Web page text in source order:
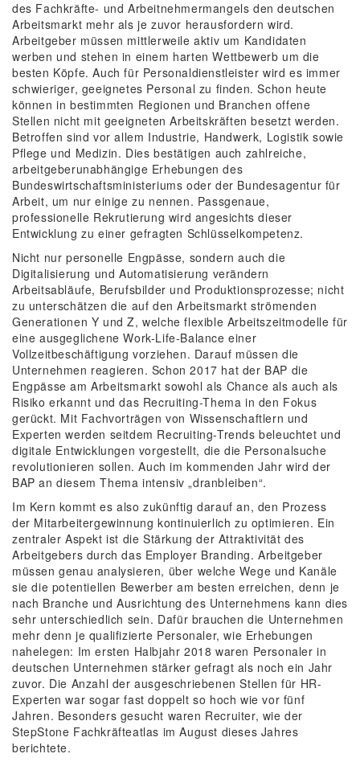
des Fachkräfte- und Arbeitnehmermangels den deutschen
Arbeitsmarkt mehr als je zuvor herausfordern wird.
Arbeitgeber müssen mittlerweile aktiv um Kandidaten
werben und stehen in einem harten Wettbewerb um die
besten Köpfe. Auch für Personaldienstleister wird es immer
schwieriger, geeignetes Personal zu finden. Schon heute
können in bestimmten Regionen und Branchen offene
Stellen nicht mit geeigneten Arbeitskräften besetzt werden.
Betroffen sind vor allem Industrie, Handwerk, Logistik sowie
Pflege und Medizin. Dies bestätigen auch zahlreiche,
arbeitgeberunabhängige Erhebungen des
Bundeswirtschaftsministeriums oder der Bundesagentur für
Arbeit, um nur einige zu nennen. Passgenaue,
professionelle Rekrutierung wird angesichts dieser
Entwicklung zu einer gefragten Schlüsselkompetenz.
Nicht nur personelle Engpässe, sondern auch die
Digitalisierung und Automatisierung verändern
Arbeitsabläufe, Berufsbilder und Produktionsprozesse; nicht
zu unterschätzen die auf den Arbeitsmarkt strömenden
Generationen Y und Z, welche flexible Arbeitszeitmodelle für
eine ausgeglichene Work-Life-Balance einer
Vollzeitbeschäftigung vorziehen. Darauf müssen die
Unternehmen reagieren. Schon 2017 hat der BAP die
Engpässe am Arbeitsmarkt sowohl als Chance als auch als
Risiko erkannt und das Recruiting-Thema in den Fokus
gerückt. Mit Fachvorträgen von Wissenschaftlern und
Experten werden seitdem Recruiting-Trends beleuchtet und
digitale Entwicklungen vorgestellt, die die Personalsuche
revolutionieren sollen. Auch im kommenden Jahr wird der
BAP an diesem Thema intensiv „dranbleiben“.
Im Kern kommt es also zukünftig darauf an, den Prozess
der Mitarbeitergewinnung kontinuierlich zu optimieren. Ein
zentraler Aspekt ist die Stärkung der Attraktivität des
Arbeitgebers durch das Employer Branding. Arbeitgeber
müssen genau analysieren, über welche Wege und Kanäle
sie die potentiellen Bewerber am besten erreichen, denn je
nach Branche und Ausrichtung des Unternehmens kann dies
sehr unterschiedlich sein. Dafür brauchen die Unternehmen
mehr denn je qualifizierte Personaler, wie Erhebungen
nahelegen: Im ersten Halbjahr 2018 waren Personaler in
deutschen Unternehmen stärker gefragt als noch ein Jahr
zuvor. Die Anzahl der ausgeschriebenen Stellen für HR-
Experten war sogar fast doppelt so hoch wie vor fünf
Jahren. Besonders gesucht waren Recruiter, wie der
StepStone Fachkräfteatlas im August dieses Jahres
berichtete.